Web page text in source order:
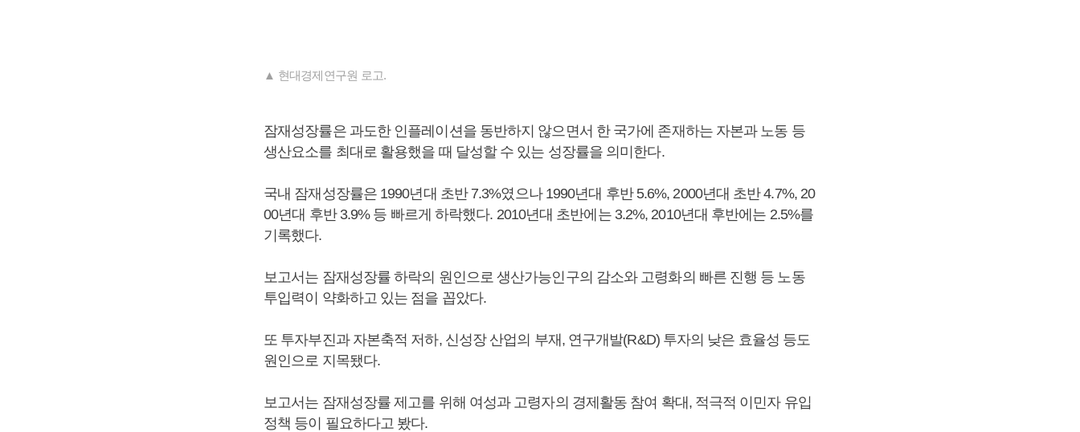
▲ 현대경제연구원 로고.
잠재성장률은 과도한 인플레이션을 동반하지 않으면서 한 국가에 존재하는 자본과 노동 등
생산요소를 최대로 활용했을 때 달성할 수 있는 성장률을 의미한다.
국내 잠재성장률은 1990년대 초반 7.3%였으나 1990년대 후반 5.6%, 2000년대 초반 4.7%, 20
00년대 후반 3.9% 등 빠르게 하락했다. 2010년대 초반에는 3.2%, 2010년대 후반에는 2.5%를
기록했다.
보고서는 잠재성장률 하락의 원인으로 생산가능인구의 감소와 고령화의 빠른 진행 등 노동
투입력이 약화하고 있는 점을 꼽았다.
또 투자부진과 자본축적 저하, 신성장 산업의 부재, 연구개발(R&D) 투자의 낮은 효율성 등도
원인으로 지목됐다.
보고서는 잠재성장률 제고를 위해 여성과 고령자의 경제활동 참여 확대, 적극적 이민자 유입
정책 등이 필요하다고 봤다.